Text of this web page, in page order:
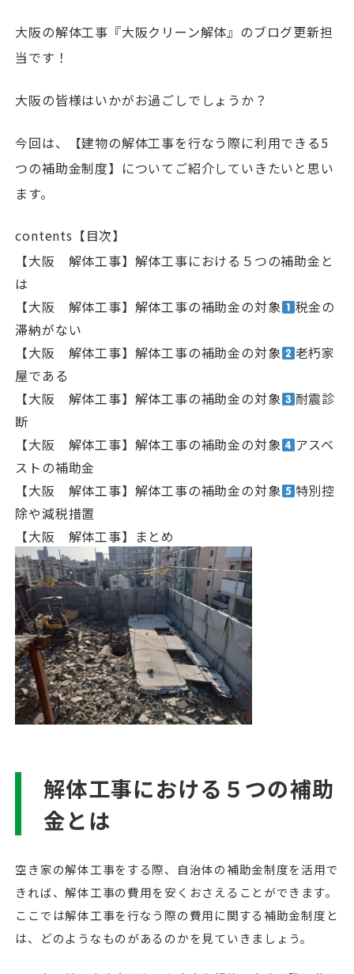
大阪の解体工事『大阪クリーン解体』のブログ更新担
当です！
大阪の皆様はいかがお過ごしでしょうか？
今回は、【建物の解体工事を行なう際に利用できる5
つの補助金制度】についてご紹介していきたいと思い
ます。
contents【目次】
【大阪 解体工事】解体工事における５つの補助金と
は
【大阪 解体工事】解体工事の補助金の対象
税金の
滞納がない
【大阪 解体工事】解体工事の補助金の対象
老朽家
屋である
【大阪 解体工事】解体工事の補助金の対象
耐震診
断
【大阪 解体工事】解体工事の補助金の対象
アスベ
ストの補助金
【大阪 解体工事】解体工事の補助金の対象
特別控
除や減税措置
【大阪 解体工事】まとめ
解体工事における５つの補助
金とは
空き家の解体工事をする際、自治体の補助金制度を活用で
きれば、解体工事の費用を安くおさえることができます。
ここでは解体工事を行なう際の費用に関する補助金制度と
は、どのようなものがあるのかを見ていきましょう。